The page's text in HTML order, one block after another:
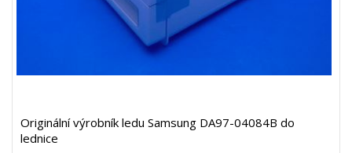
Originální výrobník ledu Samsung DA97-04084B do
lednice